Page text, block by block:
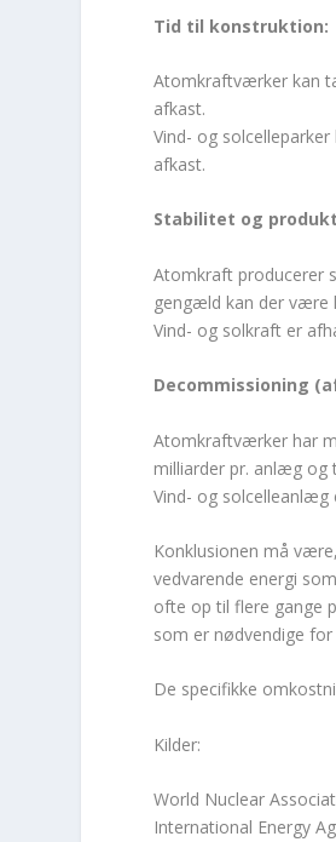
Tid til konstruktion:
Atomkraftværker kan
afkast.
Vind- og
afkast.
Stabilitet og
Atomkraft producerer
gengæld kan der være
Vind- og solkraft er
Decommissioning
Atomkraftværker har
milliarder pr. anlæg og
Vind- og
Konklusionen må
vedvarende energi
ofte op til flere gange
som er nødvendige
De specifikke
Kilder:
World Nuclear
International Energy